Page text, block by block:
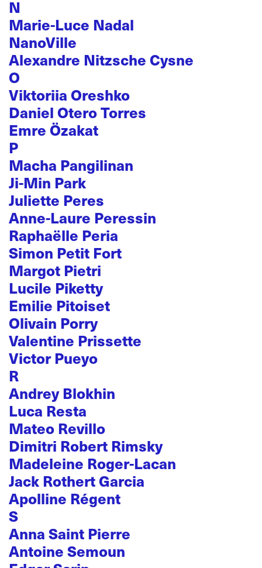
N
Marie-Luce Nadal
NanoVille
Alexandre Nitzsche Cysne
O
Viktoriia Oreshko
Daniel Otero Torres
Emre Özakat
P
Macha Pangilinan
Ji-Min Park
Juliette Peres
Anne-Laure Peressin
Raphaëlle Peria
Simon Petit Fort
Margot Pietri
Lucile Piketty
Emilie Pitoiset
Olivain Porry
Valentine Prissette
Victor Pueyo
R
Andrey Blokhin
Luca Resta
Mateo Revillo
Dimitri Robert Rimsky
Madeleine Roger-Lacan
Jack Rothert Garcia
Apolline Régent
S
Anna Saint Pierre
Antoine Semoun